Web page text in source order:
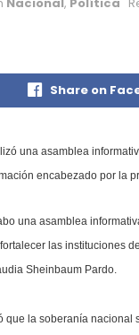
Nacional, Política
Share on
una asamblea
encabezado por la
una asamblea
las instituciones
Sheinbaum Pardo.
que la soberanía